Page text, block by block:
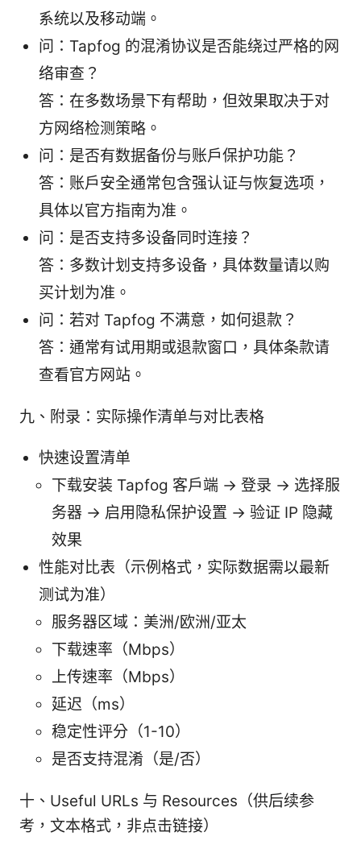
系统以及移动端。
问：Tapfog 的混淆协议是否能绕过严格的网
络审查？
答：在多数场景下有帮助，但效果取决于对
方网络检测策略。
问：是否有数据备份与账户保护功能？
答：账户安全通常包含强认证与恢复选项，
具体以官方指南为准。
问：是否支持多设备同时连接？
答：多数计划支持多设备，具体数量请以购
买计划为准。
问：若对 Tapfog 不满意，如何退款？
答：通常有试用期或退款窗口，具体条款请
查看官方网站。
九、附录：实际操作清单与对比表格
快速设置清单
下载安装 Tapfog 客户端 → 登录 → 选择服
务器 → 启用隐私保护设置 → 验证 IP 隐藏
效果
性能对比表（示例格式，实际数据需以最新
测试为准）
服务器区域：美洲/欧洲/亚太
下载速率（Mbps）
上传速率（Mbps）
延迟（ms）
稳定性评分（1-10）
是否支持混淆（是/否）
十、Useful URLs 与 Resources（供后续参
考，文本格式，非点击链接）